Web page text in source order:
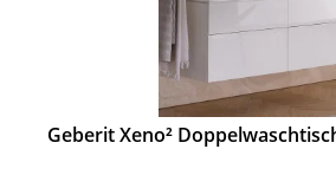
Geberit Xeno²